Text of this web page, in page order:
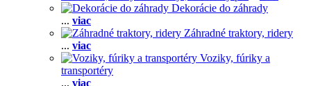
Dekorácie do záhrady
... viac
Záhradné traktory, ridery
... viac
Voziky, fúriky a
transportéry
... viac